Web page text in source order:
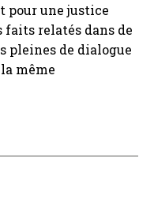
pour une justice
faits relatés dans de
pleines de dialogue
même